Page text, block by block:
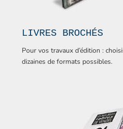
LIVRES BROCHÉS
Pour vos travaux d’édition :
dizaines de formats possibles.